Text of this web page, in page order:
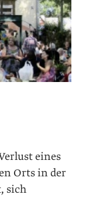
eines
Orts in der
sich